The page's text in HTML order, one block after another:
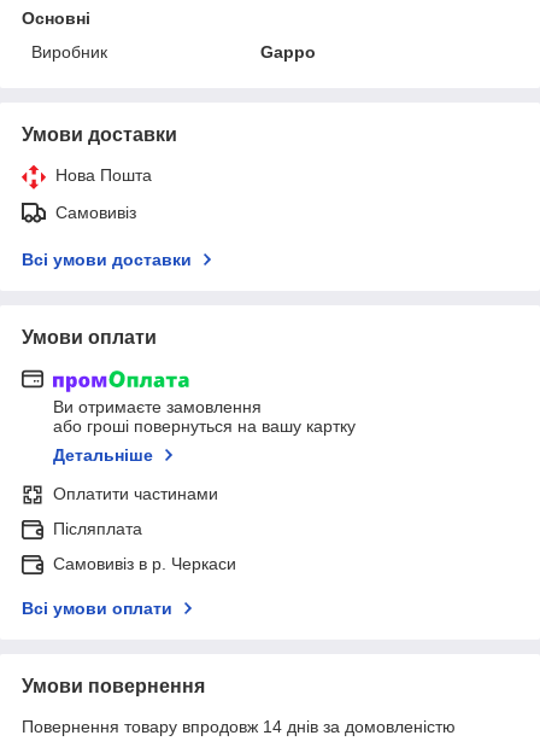
Основні
Виробник
Gappo
Умови доставки
Нова Пошта
Самовивіз
Всі умови доставки
Умови оплати
Ви отримаєте замовлення
або гроші повернуться на вашу картку
Детальніше
Оплатити частинами
Післяплата
Самовивіз в р. Черкаси
Всі умови оплати
Умови повернення
Повернення товару впродовж 14 днів за домовленістю